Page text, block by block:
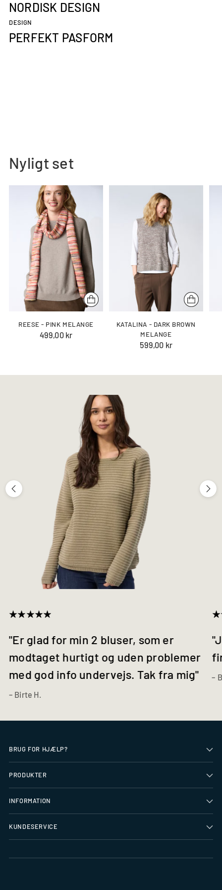
NORDISK DESIGN
DESIGN
PERFEKT PASFORM
Nyligt set
REESE - PINK MELANGE
499,00 kr
KATALINA - DARK BROWN
MELANGE
599,00 kr
"Er glad for min 2 bluser, som er
modtaget hurtigt og uden problemer
med god info undervejs. Tak fra mig"
– Birte H.
–
BRUG FOR HJÆLP?
PRODUKTER
INFORMATION
KUNDESERVICE